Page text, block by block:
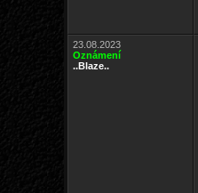
23.08.2023
Oznámení
..Blaze..